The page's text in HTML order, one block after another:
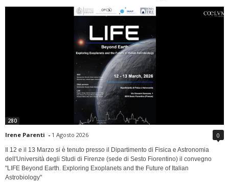
280
Irene Parenti - 1 Agosto 2026 0
Il 12 e il 13 Marzo si è tenuto presso il Dipartimento di Fisica e Astronomia
dell'Università degli Studi di Firenze (sede di Sesto Fiorentino) il convegno
"LIFE Beyond Earth. Exploring Exoplanets and the Future of Italian
Astrobiology"